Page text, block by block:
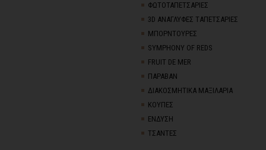
ΦΩΤΟΤΑΠΕΤΣΑΡΙΕΣ
3D AΝΑΓΛΥΦΕΣ TΑΠΕΤΣΑΡΙΕΣ
ΜΠΟΡΝΤΟΥΡΕΣ
SYMPHONY OF REDS
FRUIT DE MER
ΠΑΡΑΒΑΝ
ΔΙΑΚΟΣΜΗΤΙΚΑ ΜΑΞΙΛΑΡΙΑ
ΚΟΥΠΕΣ
ΕΝΔΥΣΗ
ΤΣΑΝΤΕΣ